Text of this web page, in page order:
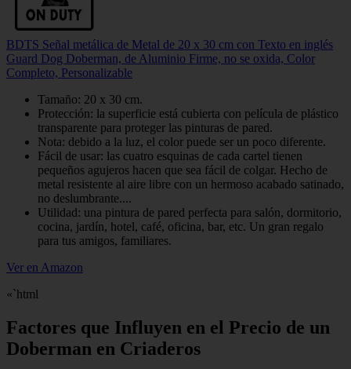
BDTS Señal metálica de Metal de 20 x 30 cm con Texto en inglés
Guard Dog Doberman, de Aluminio Firme, no se oxida, Color
Completo, Personalizable
Tamaño: 20 x 30 cm.
Protección: la superficie está cubierta con película de plástico
transparente para proteger las pinturas de pared.
Nota: debido a la luz, el color puede ser un poco diferente.
Fácil de usar: las cuatro esquinas de cada cartel tienen
pequeños agujeros hacen que sea fácil de colgar. Hecho de
metal resistente al aire libre con un hermoso acabado satinado,
no deslumbrante....
Utilidad: una pintura de pared perfecta para salón, dormitorio,
cocina, jardín, hotel, café, oficina, bar, etc. Un gran regalo
para tus amigos, familiares.
Ver en Amazon
«`html
Factores que Influyen en el Precio de un
Doberman en Criaderos